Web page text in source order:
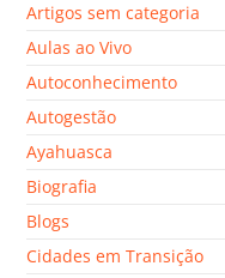
Artigos sem categoria
Aulas ao Vivo
Autoconhecimento
Autogestão
Ayahuasca
Biografia
Blogs
Cidades em Transição